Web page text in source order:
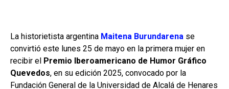
La historietista argentina Maitena Burundarena se
convirtió este lunes 25 de mayo en la primera mujer en
recibir el Premio Iberoamericano de Humor Gráfico
Quevedos, en su edición 2025, convocado por la
Fundación General de la Universidad de Alcalá de Henares